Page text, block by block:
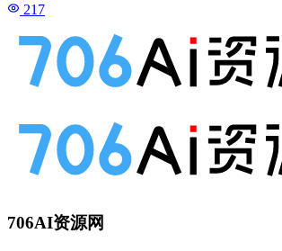
217
706AI资源网